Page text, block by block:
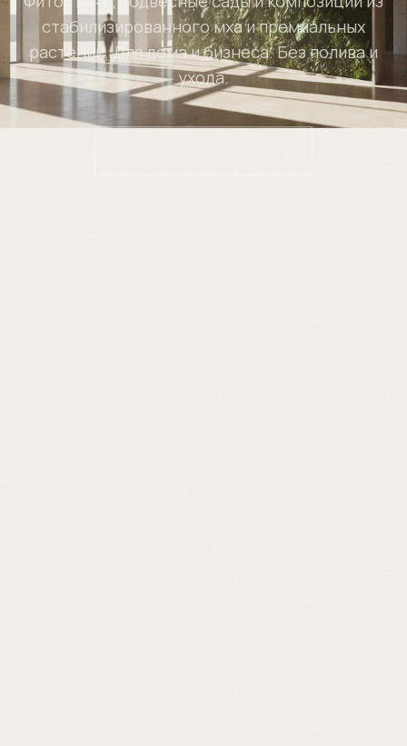
стабилизированного мха и премиальных
растений. Для дома и бизнеса. Без полива и
ухода.